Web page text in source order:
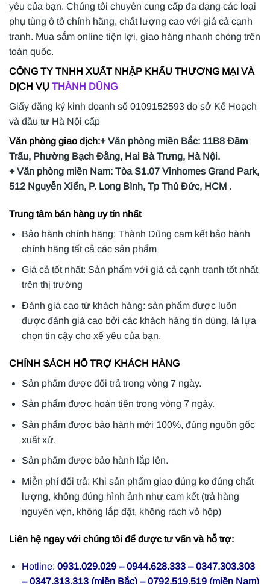
yêu của bạn. Chúng tôi chuyên cung cấp đa dạng các loại
phụ tùng ô tô chính hãng, chất lượng cao với giá cả cạnh
tranh. Mua sắm online tiện lợi, giao hàng nhanh chóng trên
toàn quốc.
CÔNG TY TNHH XUẤT NHẬP KHẨU THƯƠNG MẠI VÀ
DỊCH VỤ THÀNH DŨNG
Giấy đăng ký kinh doanh số 0109152593 do sở Kế Hoạch
và đầu tư Hà Nội cấp
Văn phòng giao dịch:+ Văn phòng miền Bắc: 11B8 Đầm
Trấu, Phường Bạch Đằng, Hai Bà Trưng, Hà Nội.
+ Văn phòng miền Nam: Tòa S1.07 Vinhomes Grand Park,
512 Nguyễn Xiển, P. Long Bình, Tp Thủ Đức, HCM .
Trung tâm bán hàng uy tín nhất
Bảo hành chính hãng: Thành Dũng cam kết bảo hành
chính hãng tất cả các sản phẩm
Giá cả tốt nhất: Sản phẩm với giá cả cạnh tranh tốt nhất
trên thị trường
Đánh giá cao từ khách hàng: sản phẩm được luôn
được đánh giá cao bởi các khách hàng tin dùng, là lựa
chọn tin cậy cho xế yêu của bạn.
CHÍNH SÁCH HỖ TRỢ KHÁCH HÀNG
Sản phẩm được đổi trả trong vòng 7 ngày.
Sản phẩm được hoàn tiền trong vòng 7 ngày.
Sản phẩm được bảo hành mới 100%, đúng nguồn gốc
xuất xứ.
Sản phẩm được bảo hành lắp lên.
Miễn phí đổi trả: Khi sản phẩm giao đúng ko đúng chất
lượng, không đúng hình ảnh như cam kết (trả hàng
nguyên vẹn, không lắp đặt, không rách vỏ hộp)
Liên hệ ngay với chúng tôi để được tư vấn và hỗ trợ:
Hotline: 0931.029.029 – 0944.628.333 – 0347.303.303
– 0347.313.313 (miền Bắc) – 0792.519.519 (miền Nam)